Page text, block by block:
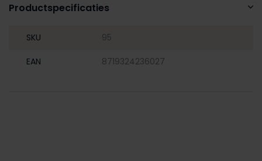
Productspecificaties
SKU 95
EAN 8719324236027